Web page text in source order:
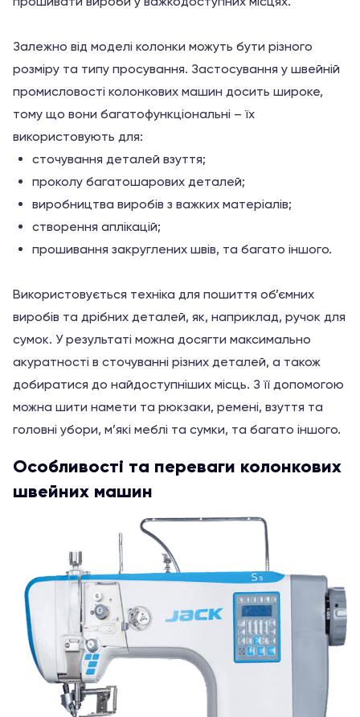
Залежно від моделі колонки можуть бути різного
розміру та типу просування. Застосування у швейній
промисловості колонкових машин досить широке,
тому що вони багатофункціональні – їх
використовують для:
сточування деталей взуття;
проколу багатошарових деталей;
виробництва виробів з важких матеріалів;
створення аплікацій;
прошивання закруглених швів, та багато іншого.
Використовується техніка для пошиття об’ємних
виробів та дрібних деталей, як, наприклад, ручок для
сумок. У результаті можна досягти максимально
акуратності в сточуванні різних деталей, а також
добиратися до найдоступніших місць. З її допомогою
можна шити намети та рюкзаки, ремені, взуття та
головні убори, м’які меблі та сумки, та багато іншого.
Особливості та переваги колонкових
швейних машин